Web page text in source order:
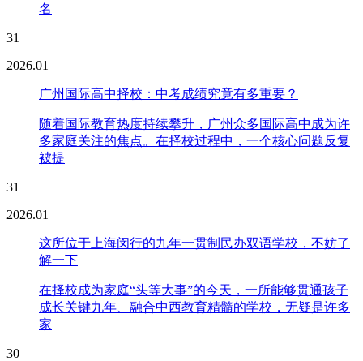
名
31
2026.01
广州国际高中择校：中考成绩究竟有多重要？
随着国际教育热度持续攀升，广州众多国际高中成为许
多家庭关注的焦点。在择校过程中，一个核心问题反复
被提
31
2026.01
这所位于上海闵行的九年一贯制民办双语学校，不妨了
解一下
在择校成为家庭“头等大事”的今天，一所能够贯通孩子
成长关键九年、融合中西教育精髓的学校，无疑是许多
家
30